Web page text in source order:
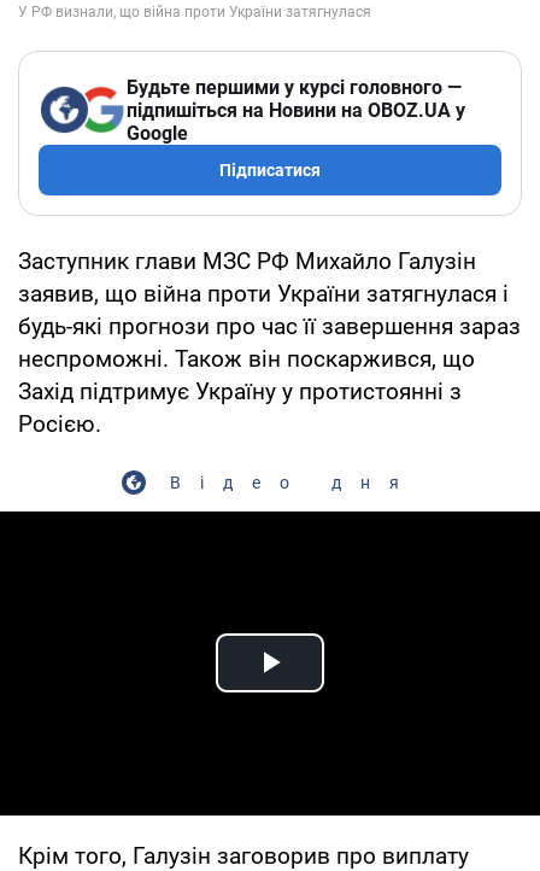
Будьте першими у курсі головного —
підпишіться на Новини на OBOZ.UA у
Google
Підписатися
Заступник глави МЗС РФ Михайло Галузін
заявив, що війна проти України затягнулася і
будь-які прогнози про час її завершення зараз
неспроможні. Також він поскаржився, що
Захід підтримує Україну у протистоянні з
Росією.
Відео дня
Play Video
Крім того, Галузін заговорив про виплату